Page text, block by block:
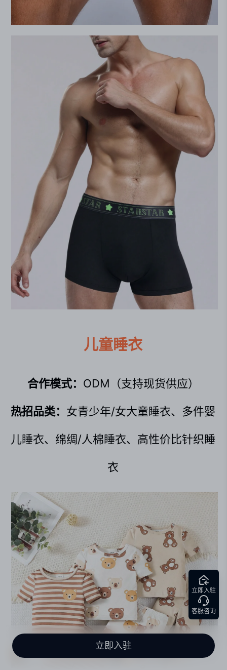
儿童睡衣
合作模式： ODM（支持现货供应）
热招品类： 女青少年/女大童睡衣、多件婴
儿睡衣、绵绸/人棉睡衣、高性价比针织睡
衣
立即入驻
立即入驻
客服咨询